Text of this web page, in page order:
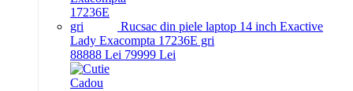
Rucsac din piele laptop 14 inch Exactive
Lady Exacompta 17236E gri
88888 Lei 79999 Lei